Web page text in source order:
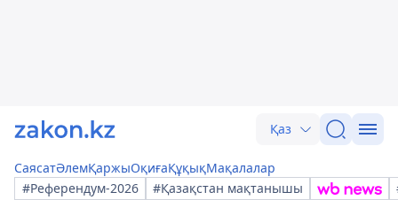
Қаз
СаясатӘлемҚаржыОқиғаҚұқықМақалалар
#Референдум-2026
#Қазақстан мақтанышы